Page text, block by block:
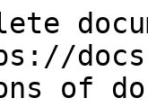
of